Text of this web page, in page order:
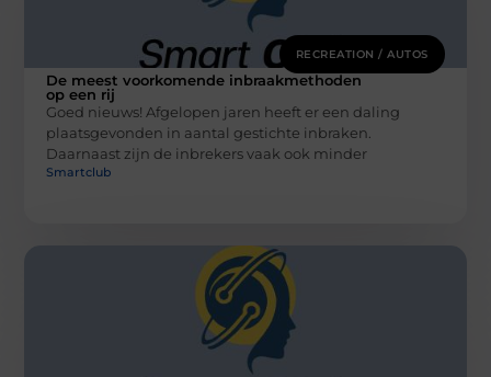
RECREATION / AUTOS
De meest voorkomende inbraakmethoden
op een rij
Goed nieuws! Afgelopen jaren heeft er een daling
plaatsgevonden in aantal gestichte inbraken.
Daarnaast zijn de inbrekers vaak ook minder
Smartclub